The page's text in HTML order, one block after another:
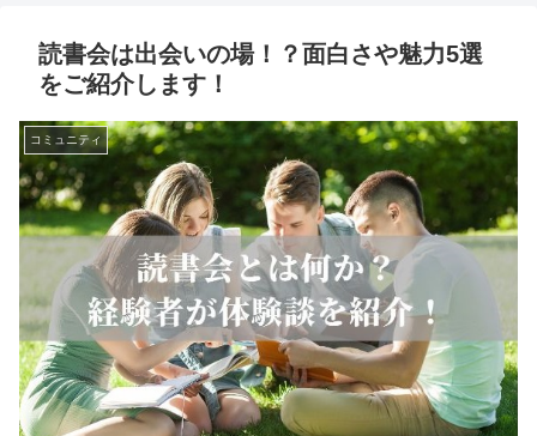
読書会は出会いの場！？面白さや魅力5選
をご紹介します！
コミュニティ